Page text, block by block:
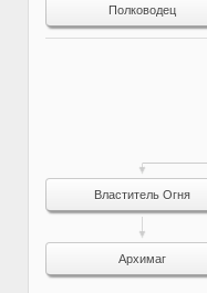
Полководец
Властитель Огня
Архимаг